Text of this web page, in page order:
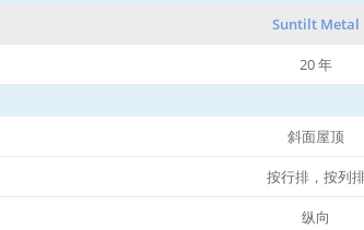
Suntilt Metal
20 年
斜面屋顶
按行排，按列
纵向